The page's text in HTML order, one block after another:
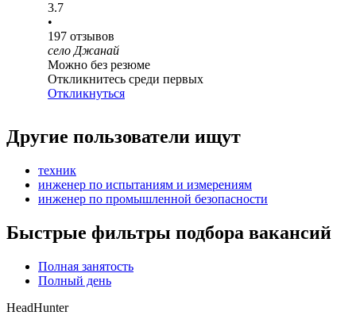
3.7
•
197 отзывов
село Джанай
Можно без резюме
Откликнитесь среди первых
Откликнуться
Другие пользователи ищут
техник
инженер по испытаниям и измерениям
инженер по промышленной безопасности
Быстрые фильтры подбора вакансий
Полная занятость
Полный день
HeadHunter